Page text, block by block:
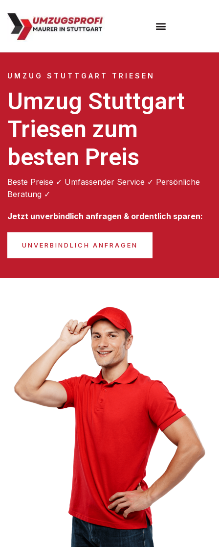
UMZUG STUTTGART TRIESEN
Umzug Stuttgart
Triesen zum
besten Preis
Beste Preise ✓ Umfassender Service ✓ Persönliche
Beratung ✓
Jetzt unverbindlich anfragen & ordentlich sparen:
UNVERBINDLICH ANFRAGEN